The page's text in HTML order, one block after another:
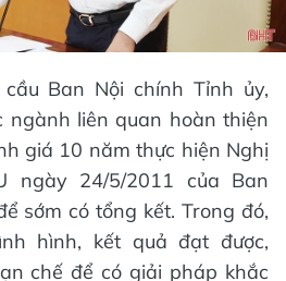
Ban Nội chính Tỉnh ủy,
ngành liên quan hoàn thiện
giá 10 năm thực hiện Nghị
ngày 24/5/2011 của Ban
sớm có tổng kết. Trong đó,
hình, kết quả đạt được,
chế để có giải pháp khắc